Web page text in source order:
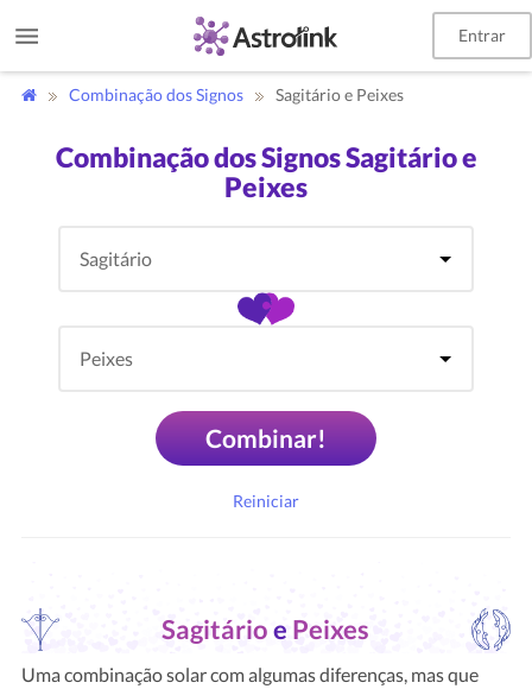
Entrar
Combinação dos Signos Sagitário e Peixes
Combinação dos Signos Sagitário e
Peixes
Combinar!
Reiniciar
Sagitárioe Peixes
Uma combinação solar com algumas diferenças, mas que